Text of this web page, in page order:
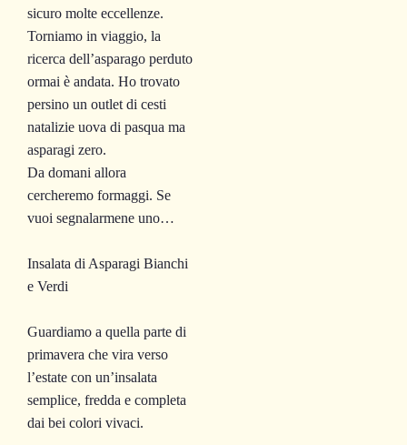
sicuro molte eccellenze.
Torniamo in viaggio, la
ricerca dell’asparago perduto
ormai è andata. Ho trovato
persino un outlet di cesti
natalizie uova di pasqua ma
asparagi zero.
Da domani allora
cercheremo formaggi. Se
vuoi segnalarmene uno…
Insalata di Asparagi Bianchi
e Verdi
Guardiamo a quella parte di
primavera che vira verso
l’estate con un’insalata
semplice, fredda e completa
dai bei colori vivaci.